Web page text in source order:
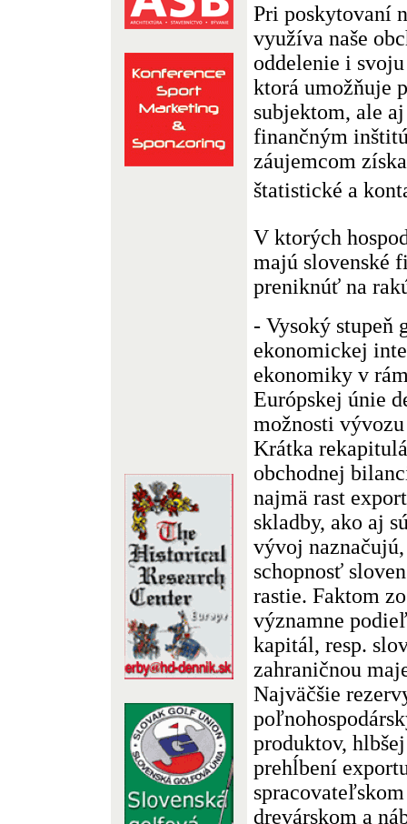
Pri poskytovaní
využíva naše
oddelenie i
ktorá umožňuje
subjektom, ale
finančným
záujemcom
štatistické a
V ktorých
majú slovenské
preniknúť na
- Vysoký stupeň
ekonomickej
ekonomiky v
Európskej únie
možnosti
Krátka
obchodnej
najmä rast
skladby, ako aj
vývoj
schopnosť
rastie. Faktom
významne
kapitál, resp.
zahraničnou
Najväčšie
produktov,
prehĺbení
drevárskom a